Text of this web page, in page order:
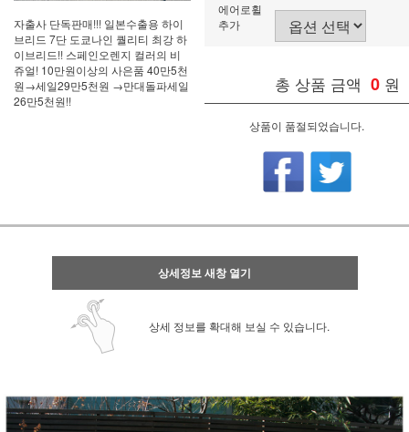
자출사 단독판매!!! 일본수출용 하이
브리드 7단 도쿄나인 퀄리티 최강 하
이브리드!! 스페인오렌지 컬러의 비
쥬얼! 10만원이상의 사은품 40만5천
원→세일29만5천원 →만대돌파세일
26만5천원!!
에어로휠
추가
총 상품 금액 0 원
상품이 품절되었습니다.
상세정보 새창 열기
상세 정보를 확대해 보실 수 있습니다.